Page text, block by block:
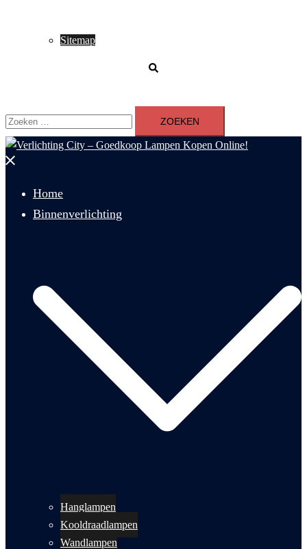
Sitemap
Zoeken
naar:
Menu
Home
Binnenverlichting
Hanglampen
Kooldraadlampen
Wandlampen